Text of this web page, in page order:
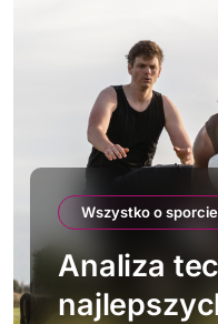
Wszystko o sporcie
Analiza